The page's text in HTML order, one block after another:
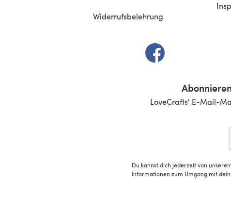
Widerrufsbelehrung
(öffnet sich in einem
LoveCrafts' E-Mail-
Du kannst dich jederzeit von
Informationen zum Umgang mit